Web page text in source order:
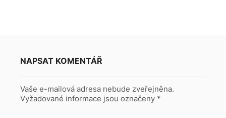
NAPSAT KOMENTÁŘ
Vaše e-mailová adresa nebude zveřejněna.
Vyžadované informace jsou označeny *